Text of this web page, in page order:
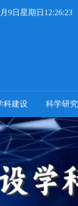
9日星期日12:26:24
科建设 科学研究